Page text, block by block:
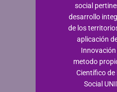
social
desarrollo
de los
aplicación
Innovación
metodo
Científico
Social